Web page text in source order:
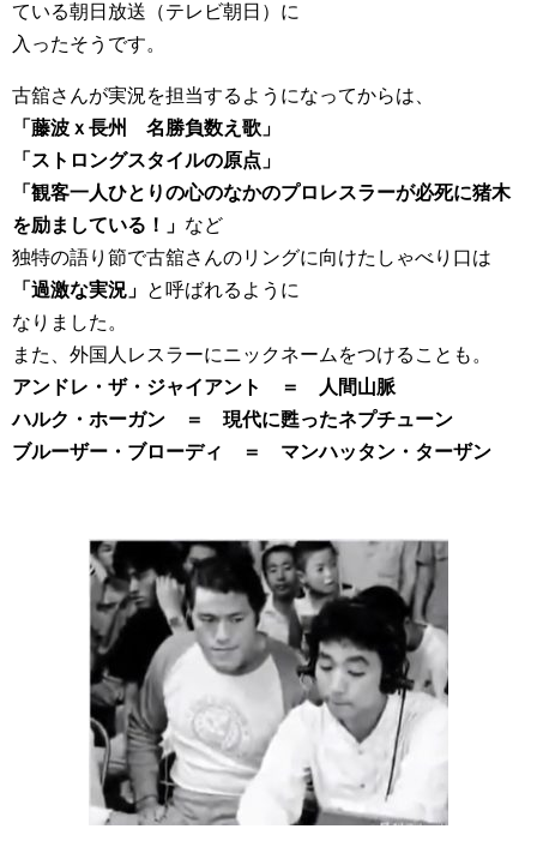
ている朝日放送（テレビ朝日）に
入ったそうです。
古舘さんが実況を担当するようになってからは、
「藤波ｘ長州 名勝負数え歌」
「ストロングスタイルの原点」
「観客一人ひとりの心のなかのプロレスラーが必死に猪木
を励ましている！」 など
独特の語り節で古舘さんのリングに向けたしゃべり口は
「過激な実況」 と呼ばれるように
なりました。
また、外国人レスラーにニックネームをつけることも。
アンドレ・ザ・ジャイアント ＝ 人間山脈
ハルク・ホーガン ＝ 現代に甦ったネプチューン
ブルーザー・ブローディ ＝ マンハッタン・ターザン